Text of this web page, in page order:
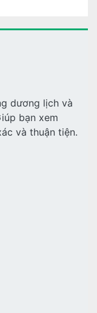
dương lịch và
bạn xem
và thuận tiện.